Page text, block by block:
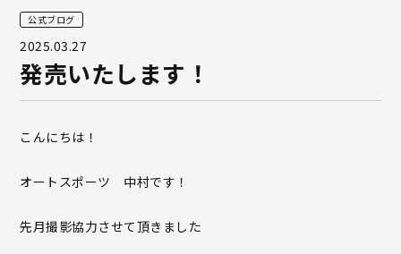
公式ブログ
2025.03.27
発売いたします！
こんにちは！
オートスポーツ 中村です！
先月撮影協力させて頂きました